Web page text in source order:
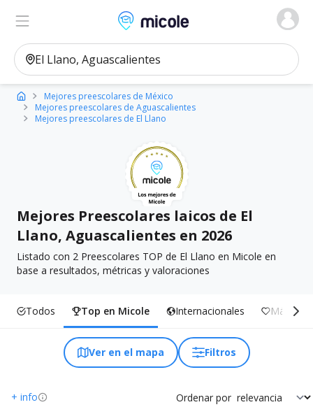
Micole, buscador de colegios
Ver en el mapa
Mejores preescolares de México
Mejores preescolares de Aguascalientes
Mejores preescolares de El Llano
Mejores Preescolares laicos de El
Llano, Aguascalientes en 2026
Listado con 2 Preescolares TOP de El Llano en Micole en
base a resultados, métricas y valoraciones
Todos Top en Micole Internacionales Más
Ver en el mapa Filtros
+ info Ordenar por